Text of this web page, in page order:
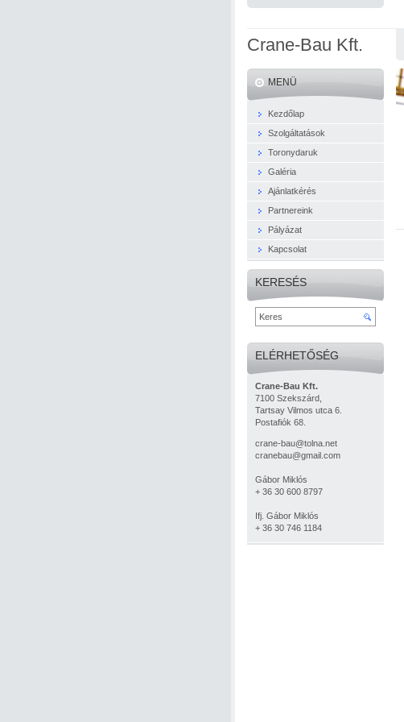
Crane-Bau Kft.
MENÜ
Kezdőlap
Szolgáltatások
Toronydaruk
Galéria
Ajánlatkérés
Partnereink
Pályázat
Kapcsolat
KERESÉS
ELÉRHETŐSÉG
Crane-Bau Kft.
7100 Szekszárd,
Tartsay Vilmos utca 6.
Postafiók 68.
crane-bau@tolna.net
cranebau@gmail.com
Gábor Miklós
+ 36 30 600 8797
Ifj. Gábor Miklós
+ 36 30 746 1184